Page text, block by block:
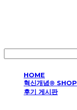
HOME
혁신개념® SHOP
후기 게시판